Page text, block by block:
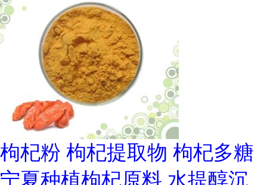
枸杞粉 枸杞提取物 枸杞多糖
宁夏种植枸杞原料 水提醇沉